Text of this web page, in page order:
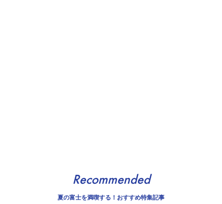
Recommended
夏の富士を満喫する！おすすめ特集記事